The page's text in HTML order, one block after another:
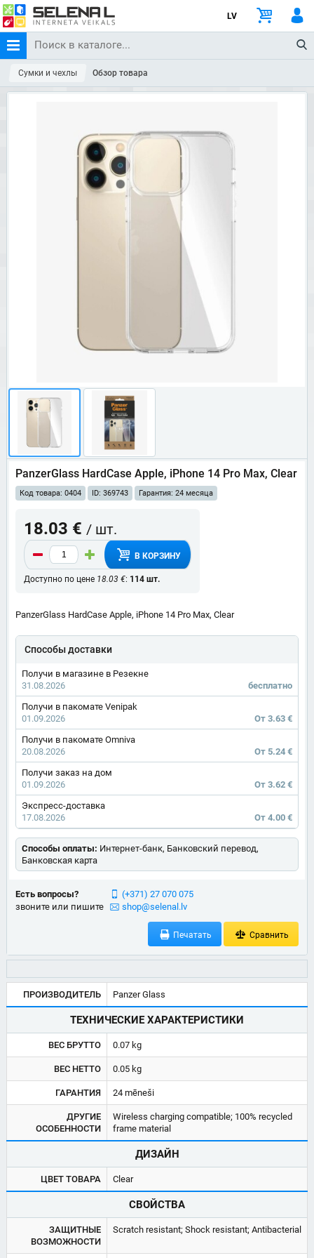
LV
Сумки и чехлы Обзор товара
PanzerGlass HardCase Apple, iPhone 14 Pro Max, Clear
Код товара: 0404 ID: 369743 Гарантия: 24 месяца
18.03 € / шт.
В КОРЗИНУ
Доступно по цене 18.03 €: 114 шт.
PanzerGlass HardCase Apple, iPhone 14 Pro Max, Clear
Способы доставки
Получи в магазине в Резекне
31.08.2026
бесплатно
Получи в пакомате Venipak
01.09.2026
От 3.63 €
Получи в пакомате Omniva
20.08.2026
От 5.24 €
Получи заказ на дом
01.09.2026
От 3.62 €
Экспресс-доставка
17.08.2026
От 4.00 €
Способы оплаты: Интернет-банк, Банковский перевод,
Банковская карта
Есть вопросы?
звоните или пишите
(+371) 27 070 075
shop@selenal.lv
Печатать Сравнить
ПРОИЗВОДИТЕЛЬ Panzer Glass
ТЕХНИЧЕСКИЕ ХАРАКТЕРИСТИКИ
ВЕС БРУТТО 0.07 kg
ВЕС НЕТТО 0.05 kg
ГАРАНТИЯ 24 mēneši
ДРУГИЕ
ОСОБЕННОСТИ
Wireless charging compatible; 100% recycled
frame material
ДИЗАЙН
ЦВЕТ ТОВАРА Clear
СВОЙСТВА
ЗАЩИТНЫЕ
ВОЗМОЖНОСТИ
Scratch resistant; Shock resistant; Antibacterial